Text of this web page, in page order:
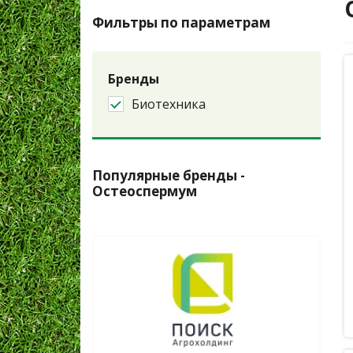
Фильтры по параметрам
Бренды
Биотехника
Популярные бренды -
Остеоспермум